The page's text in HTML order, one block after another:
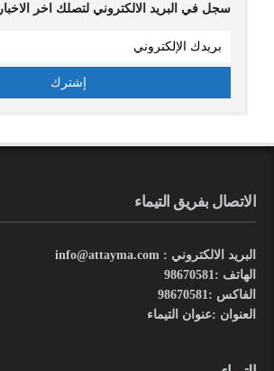
سجل في البريد الالكتروني لتصلك اخر الاخبار
الاتصال بفريق التيماء
البريد الالكتروني : info@attayma.com
الهاتف :98670581
الفاكس :98670581
العنوان :عنوان التيماء